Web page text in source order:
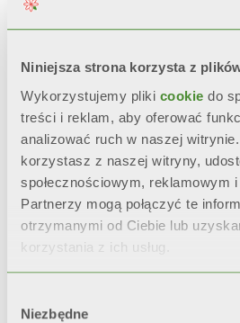
Niniejsza strona korzysta z
Wykorzystujemy pliki cookie do
treści i reklam, aby oferować
analizować ruch w naszej
korzystasz z naszej witryny,
społecznościowym, reklamowym
Partnerzy mogą połączyć te
otrzymanymi od Ciebie lub
korzystania z ich usług.
zgody
Niezbędne
Estetyka,
zostają
czasie
dzięki
oraz
anaforezą
proszkowym.
Podczas
testów